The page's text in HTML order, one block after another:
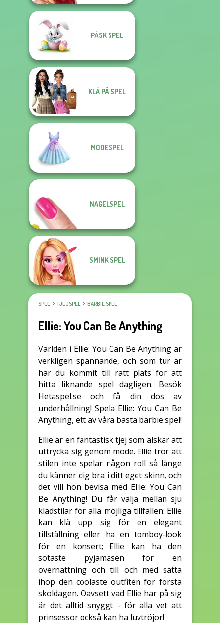
PÅSK SPEL
KLÄ PÅ SPEL
MODESPEL
NAGELSPEL
SMINK SPEL
SPEL TJEJSPEL BARBIE SPEL
Ellie: You Can Be Anything
Världen i Ellie: You Can Be Anything är
verkligen spännande, och som tur är
har du kommit till rätt plats för att
hitta liknande spel dagligen. Besök
Hetaspel.se och få din dos av
underhållning! Spela Ellie: You Can Be
Anything, ett av våra bästa barbie spel!
Ellie är en fantastisk tjej som älskar att
uttrycka sig genom mode. Ellie tror att
stilen inte spelar någon roll så länge
du känner dig bra i ditt eget skinn, och
det vill hon bevisa med Ellie: You Can
Be Anything! Du får välja mellan sju
klädstilar för alla möjliga tillfällen: Ellie
kan klä upp sig för en elegant
tillställning eller ha en tomboy-look
för en konsert; Ellie kan ha den
sötaste pyjamasen för en
övernattning och till och med sätta
ihop den coolaste outfiten för första
skoldagen. Oavsett vad Ellie har på sig
är det alltid snyggt - för alla vet att
prinsessor också kan ha luvtröjor!